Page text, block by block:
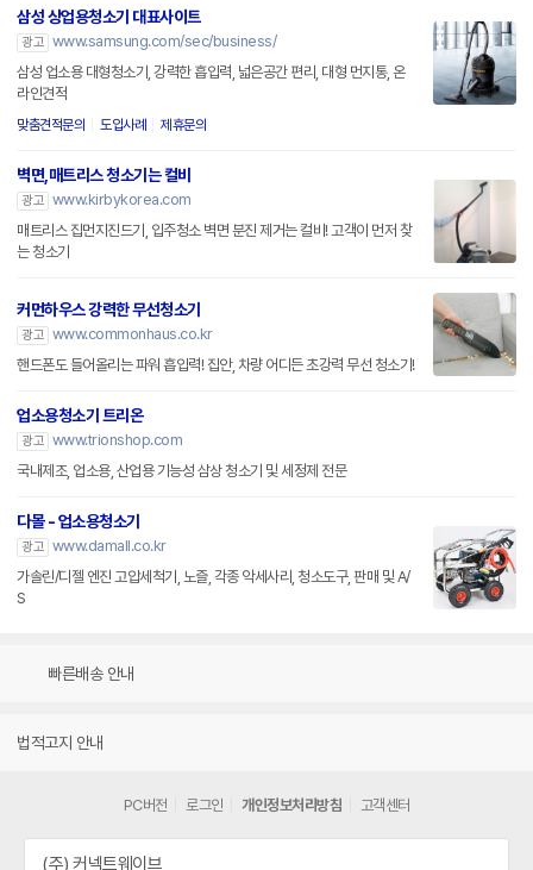
삼성 상업용청소기 대표사이트
광고 www.samsung.com/sec/business/
삼성 업소용 대형청소기, 강력한 흡입력, 넓은공간 편리, 대형 먼지통, 온
라인견적
맞춤견적문의 도입사례 제휴문의
벽면,매트리스 청소기는 컬비
광고 www.kirbykorea.com
매트리스 집먼지진드기, 입주청소 벽면 분진 제거는 컬비! 고객이 먼저 찾
는 청소기
커먼하우스 강력한 무선청소기
광고 www.commonhaus.co.kr
핸드폰도 들어올리는 파워 흡입력! 집안, 차량 어디든 초강력 무선 청소기!
업소용청소기 트리온
광고 www.trionshop.com
국내제조, 업소용, 산업용 기능성 삼상 청소기 및 세정제 전문
다몰 - 업소용청소기
광고 www.damall.co.kr
가솔린/디젤 엔진 고압세척기, 노즐, 각종 악세사리, 청소도구, 판매 및 A/
S
빠른배송 안내
법적고지 안내
PC버전 로그인 개인정보처리방침 고객센터
(주) 커넥트웨이브